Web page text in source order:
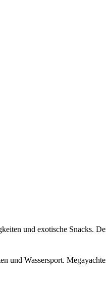
und exotische Snacks.
und Wassersport.